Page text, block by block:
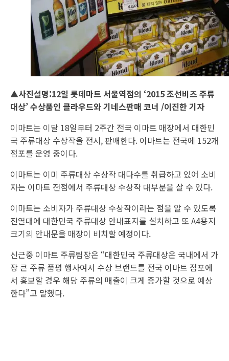
▲사진설명:12일 롯데마트 서울역점의 ‘2015 조선비즈 주류
대상’ 수상품인 클라우드와 기네스판매 코너 /이진한 기자
이마트는 이달 18일부터 2주간 전국 이마트 매장에서 대한민
국 주류대상 수상작을 전시, 판매한다. 이마트는 전국에 152개
점포를 운영 중이다.
이마트는 이미 주류대상 수상작 대다수를 취급하고 있어 소비
자는 이마트 전점에서 주류대상 수상작 대부분을 살 수 있다.
이마트는 소비자가 주류대상 수상작이라는 점을 알 수 있도록
진열대에 대한민국 주류대상 안내표지를 설치하고 또 A4용지
크기의 안내문을 매장이 비치할 예정이다.
신근중 이마트 주류팀장은 “대한민국 주류대상은 국내에서 가
장 큰 주류 품평 행사여서 수상 브랜드를 전국 이마트 점포에
서 홍보할 경우 해당 주류의 매출이 크게 증가할 것으로 예상
한다”고 말했다.